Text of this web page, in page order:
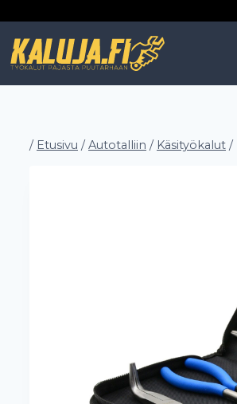
/ Etusivu / Autotalliin / Käsityökalut /